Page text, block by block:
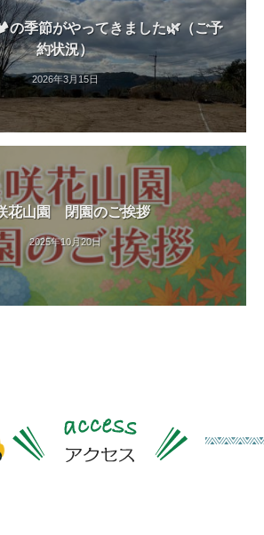
季節がやってきました🌿（ご予
約状況）
2026年3月15日
花山園 閉園のご挨拶
2025年10月20日